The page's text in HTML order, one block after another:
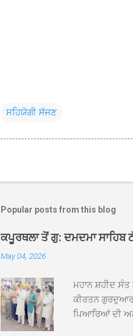
ਸਹਿਯੋਗੀ ਸੱਜਣ
Popular posts from this blog
ਕਪੂਰਥਲਾ ਤੋਂ ਗੁ: ਦਮਦਮਾ ਸਾਹਿਬ
May 04, 2026
ਮਹਾਨ ਸ਼ਹੀਦ ਸੰਤ
ਕੀਰਤਨ
ਪਿਆਰਿਆਂ ਦੀ